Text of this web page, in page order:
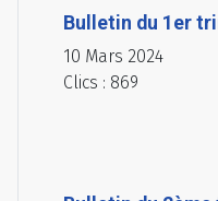
Bulletin du 1er
10 Mars 2024
Clics : 869